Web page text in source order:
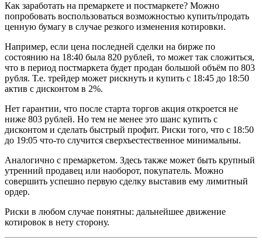
Как заработать на премаркете и постмаркете? Можно
попробовать воспользоваться возможностью купить/продать
ценную бумагу в случае резкого изменения котировки.
Например, если цена последней сделки на бирже по
состоянию на 18:40 была 820 рублей, то может так сложиться,
что в период постмаркета будет продан большой объём по 803
рубля. Т.е. трейдер может рискнуть и купить с 18:45 до 18:50
актив с дисконтом в 2%.
Нет гарантии, что после старта торгов акция откроется не
ниже 803 рублей. Но тем не менее это шанс купить с
дисконтом и сделать быстрый профит. Риски того, что с 18:50
до 19:05 что-то случится сверхъестественное минимальны.
Аналогично с премаркетом. Здесь также может быть крупный
утренний продавец или наоборот, покупатель. Можно
совершить успешно первую сделку выставив ему лимитный
ордер.
Риски в любом случае понятны: дальнейшее движение
котировок в нету сторону.